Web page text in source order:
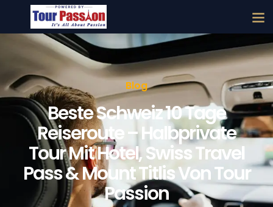
Blog
Beste Schweiz 10 Tage
Reiseroute – Halbprivate
Tour Mit Hotel, Swiss Travel
Pass & Mount Titlis Von Tour
Passion